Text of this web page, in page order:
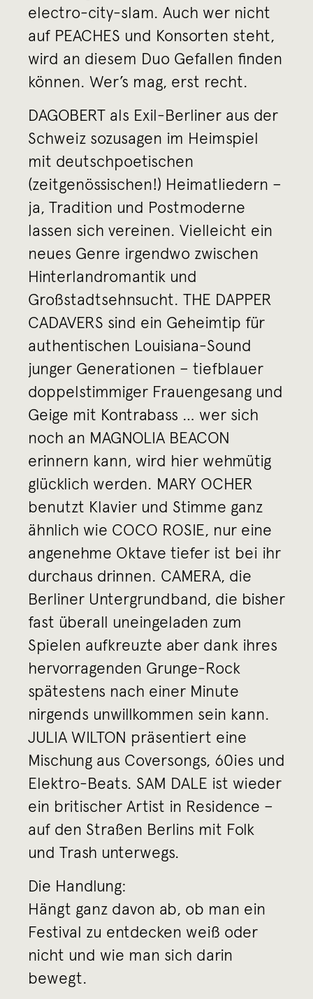
electro-city-slam. Auch wer nicht
auf PEACHES und Konsorten steht,
wird an diesem Duo Gefallen finden
können. Wer’s mag, erst recht.
DAGOBERT als Exil-Berliner aus der
Schweiz sozusagen im Heimspiel
mit deutschpoetischen
(zeitgenössischen!) Heimatliedern –
ja, Tradition und Postmoderne
lassen sich vereinen. Vielleicht ein
neues Genre irgendwo zwischen
Hinterlandromantik und
Großstadtsehnsucht. THE DAPPER
CADAVERS sind ein Geheimtip für
authentischen Louisiana-Sound
junger Generationen – tiefblauer
doppelstimmiger Frauengesang und
Geige mit Kontrabass … wer sich
noch an MAGNOLIA BEACON
erinnern kann, wird hier wehmütig
glücklich werden. MARY OCHER
benutzt Klavier und Stimme ganz
ähnlich wie COCO ROSIE, nur eine
angenehme Oktave tiefer ist bei ihr
durchaus drinnen. CAMERA, die
Berliner Untergrundband, die bisher
fast überall uneingeladen zum
Spielen aufkreuzte aber dank ihres
hervorragenden Grunge-Rock
spätestens nach einer Minute
nirgends unwillkommen sein kann.
JULIA WILTON präsentiert eine
Mischung aus Coversongs, 60ies und
Elektro-Beats. SAM DALE ist wieder
ein britischer Artist in Residence –
auf den Straßen Berlins mit Folk
und Trash unterwegs.
Die Handlung:
Hängt ganz davon ab, ob man ein
Festival zu entdecken weiß oder
nicht und wie man sich darin
bewegt.